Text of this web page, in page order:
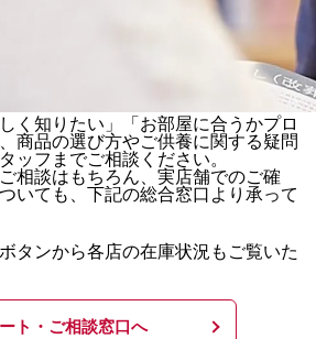
く知りたい」「お部屋に合うかプロ
商品の選び方やご供養に関する疑問
ッフまでご相談ください。
相談はもちろん、実店舗でのご確
いても、下記の総合窓口より承って
タンから各店の在庫状況もご覧いた
ト・ご相談窓口へ